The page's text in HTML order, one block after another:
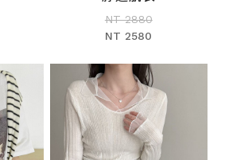
NT 2880
NT 2580